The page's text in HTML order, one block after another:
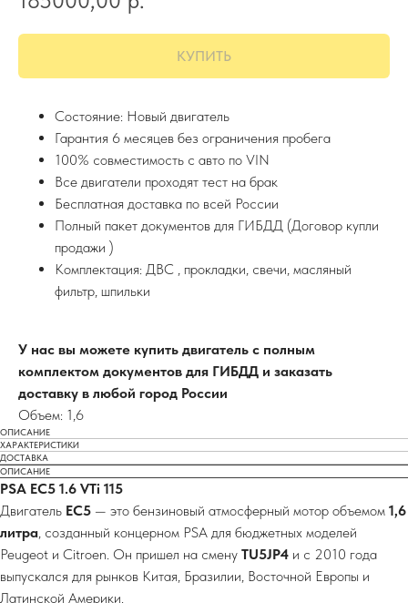
КУПИТЬ
Состояние: Новый двигатель
Гарантия 6 месяцев без ограничения пробега
100% совместимость с авто по VIN
Все двигатели проходят тест на брак
Бесплатная доставка по всей России
Полный пакет документов для ГИБДД (Договор купли
продажи )
Комплектация: ДВС , прокладки, свечи, масляный
фильтр, шпильки
У нас вы можете купить двигатель с полным
комплектом документов для ГИБДД и заказать
доставку в любой город России
Объем: 1,6
ОПИСАНИЕ
ХАРАКТЕРИСТИКИ
ДОСТАВКА
ОПИСАНИЕ
PSA EC5 1.6 VTi 115
Двигатель EC5 — это бензиновый атмосферный мотор объемом 1,6
литра, созданный концерном PSA для бюджетных моделей
Peugeot и Citroen. Он пришел на смену TU5JP4 и с 2010 года
выпускался для рынков Китая, Бразилии, Восточной Европы и
Латинской Америки.